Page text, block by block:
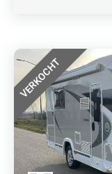
VERKOCHT